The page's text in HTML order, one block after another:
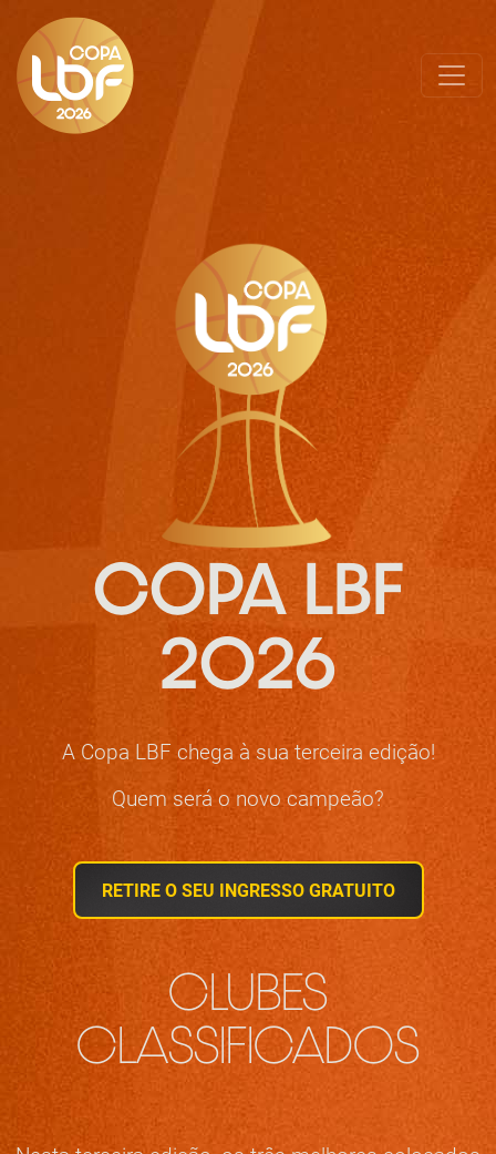
COPA LBF
2026
A Copa LBF chega à sua terceira edição!
Quem será o novo campeão?
RETIRE O SEU INGRESSO GRATUITO
CLUBES
CLASSIFICADOS